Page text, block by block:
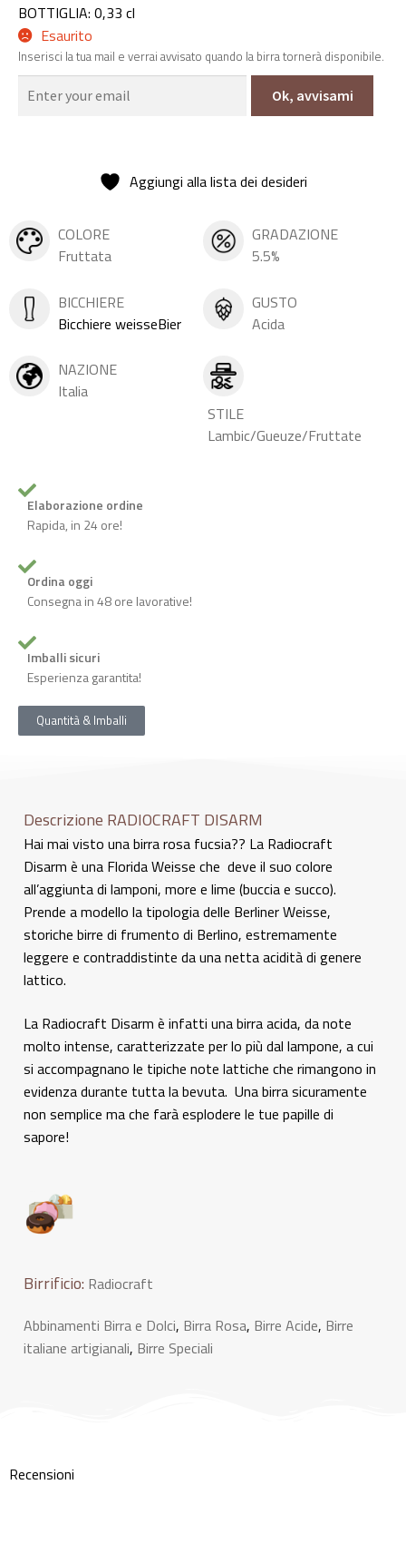
COLORE
Fruttata
GRADAZIONE
5.5%
BICCHIERE
Bicchiere weisseBier
GUSTO
Acida
NAZIONE
Italia
STILE
Lambic/Gueuze/Fruttate
Elaborazione ordine
Rapida, in 24 ore!
Ordina oggi
Consegna in 48 ore lavorative!
Imballi sicuri
Esperienza garantita!
Quantità & Imballi
BOTTIGLIA: 0,33 cl
Esaurito
Inserisci la tua mail e verrai avvisato quando la birra tornerà disponibile.
Ok, avvisami
Aggiungi alla lista dei desideri
Descrizione RADIOCRAFT DISARM
Hai mai visto una birra rosa fucsia?? La Radiocraft
Disarm è una Florida Weisse che deve il suo colore
all’aggiunta di lamponi, more e lime (buccia e succo).
Prende a modello la tipologia delle Berliner Weisse,
storiche birre di frumento di Berlino, estremamente
leggere e contraddistinte da una netta acidità di genere
lattico.
La Radiocraft Disarm è infatti una birra acida, da note
molto intense, caratterizzate per lo più dal lampone, a cui
si accompagnano le tipiche note lattiche che rimangono in
evidenza durante tutta la bevuta. Una birra sicuramente
non semplice ma che farà esplodere le tue papille di
sapore!
Birrificio: Radiocraft
Abbinamenti Birra e Dolci, Birra Rosa, Birre Acide, Birre
italiane artigianali, Birre Speciali
Recensioni